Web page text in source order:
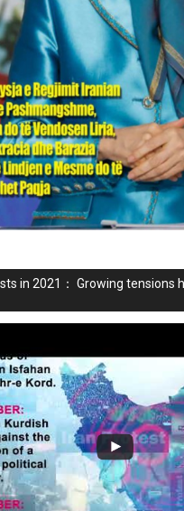
in 2021： Growing tensions